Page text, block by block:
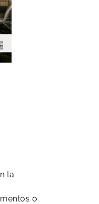
la
o